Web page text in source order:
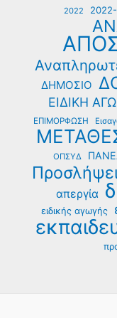
2022
ΔΗΜΟΣΙΟ
ΕΙΔΙΚΗ
ΕΠΙΜΟΡΦΩΣΗ
ΟΠΣΥΔ
απεργία
ειδικής αγωγής